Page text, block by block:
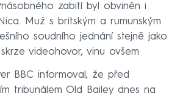
zabití byl obviněn i
Muž s britským a rumunským
soudního jednání stejně jako
videohovor, vinu ovšem
BBC informoval, že před
tribunálem Old Bailey dnes na